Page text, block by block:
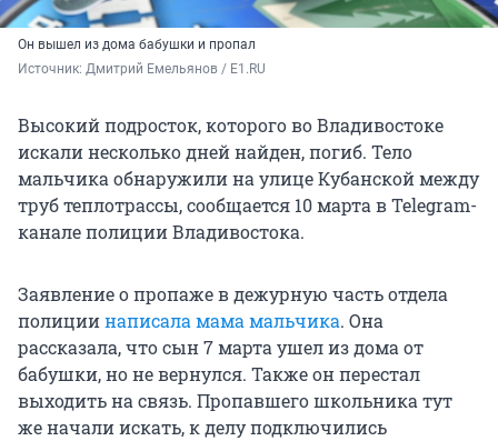
Он вышел из дома бабушки и пропал
Источник: Дмитрий Емельянов / E1.RU
Высокий подросток, которого во Владивостоке
искали несколько дней найден, погиб. Тело
мальчика обнаружили на улице Кубанской между
труб теплотрассы, сообщается 10 марта в Telegram-
канале полиции Владивостока.
Заявление о пропаже в дежурную часть отдела
полициинаписала мама мальчика. Она
рассказала, что сын 7 марта ушел из дома от
бабушки, но не вернулся. Также он перестал
выходить на связь. Пропавшего школьника тут
же начали искать, к делу подключились